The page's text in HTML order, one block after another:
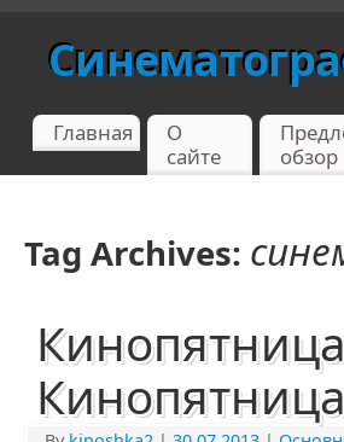
Главная
О
сайте
обзор
Tag Archives: